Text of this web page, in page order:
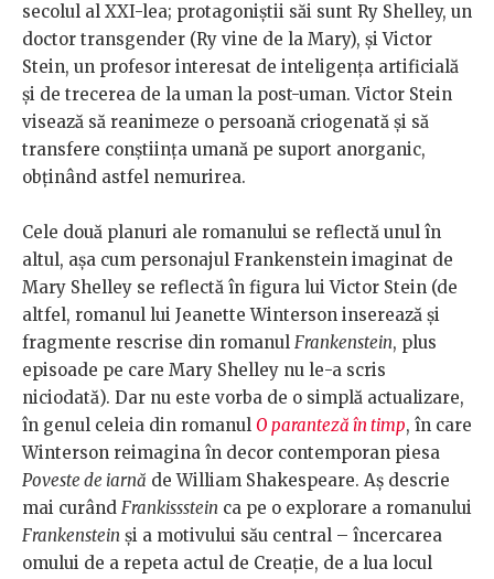
secolul al XXI-lea; protagoniștii săi sunt Ry Shelley, un
doctor transgender (Ry vine de la Mary), și Victor
Stein, un profesor interesat de inteligența artificială
și de trecerea de la uman la post-uman. Victor Stein
visează să reanimeze o persoană criogenată și să
transfere conștiința umană pe suport anorganic,
obținând astfel nemurirea.
Cele două planuri ale romanului se reflectă unul în
altul, așa cum personajul Frankenstein imaginat de
Mary Shelley se reflectă în figura lui Victor Stein (de
altfel, romanul lui Jeanette Winterson inserează și
fragmente rescrise din romanul Frankenstein, plus
episoade pe care Mary Shelley nu le-a scris
niciodată). Dar nu este vorba de o simplă actualizare,
în genul celeia din romanul O paranteză în timp, în care
Winterson reimagina în decor contemporan piesa
Poveste de iarnă de William Shakespeare. Aș descrie
mai curând Frankissstein ca pe o explorare a romanului
Frankenstein și a motivului său central – încercarea
omului de a repeta actul de Creație, de a lua locul